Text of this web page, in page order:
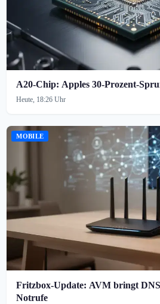
A20-Chip: Apples 30-Prozent-
Heute, 18:26 Uhr
MOBILE
Fritzbox-Update: AVM bringt
Notrufe